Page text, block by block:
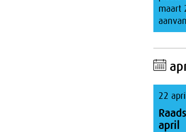
maart
22 april
april